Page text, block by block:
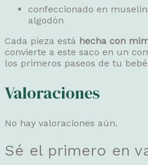
confeccionado en
algodón
Cada pieza está hecha con
convierte a este saco en un
los primeros paseos de tu
Valoraciones
No hay valoraciones aún.
Sé el primero en